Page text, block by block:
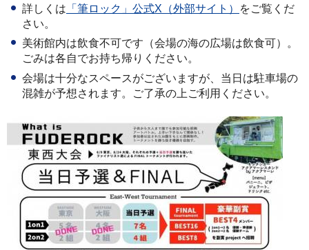
詳しくは 「筆ロック」公式X（外部サイト）
をご覧くだ
さい。
美術館内は飲食不可です（会場の海の広場は飲食可）。
ごみは各自でお持ち帰りください。
会場は十分なスペースがございますが、当日は駐車場の
混雑が予想されます。ご了承の上ご利用ください。